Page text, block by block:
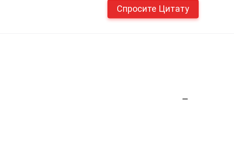
Спросите Цитату